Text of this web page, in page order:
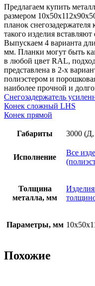
толщина
металла
0,7
мм,
покрытие
RAL
(полиэстер)
Предлагаем купить
размером
планок
такого изделия
Выпускаем 4 варианта
мм. Планки могут быть
в любой цвет RAL,
представлена в 2-х
полиэстером и
наиболее прочной и
Снегозадержатель
Конек сложный LHS
Конек прямой
Габариты 3000
Исполнение
Все
Толщина
металла, мм
Параметры, мм
Похожие